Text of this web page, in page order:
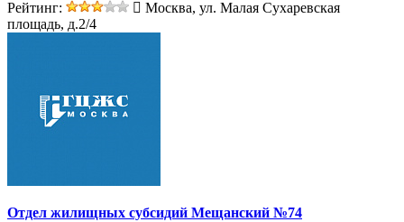
Рейтинг:
Москва, ул. Малая Сухаревская
площадь, д.2/4
Отдел жилищных субсидий Мещанский №74